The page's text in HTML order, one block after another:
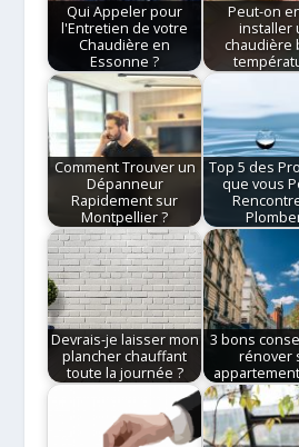
Qui Appeler pour
l'Entretien de votre
Chaudière en
Essonne ?
Peut-on
installer
chaudière
Comment Trouver un
Dépanneur
Rapidement sur
Montpellier ?
Top 5 des
que vous
Devrais-je laisser mon
plancher chauffant
toute la journée ?
3 bons
rénover